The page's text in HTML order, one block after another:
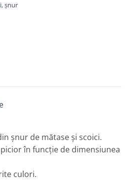
,șnur
șnur de mătase și scoici.
în funcție de dimensiunea
culori.